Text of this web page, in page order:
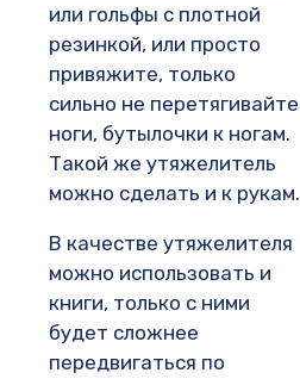
или гольфы с плотной
резинкой, или просто
привяжите, только
сильно не перетягивайте
ноги, бутылочки к ногам.
Такой же утяжелитель
можно сделать и к рукам.
В качестве утяжелителя
можно использовать и
книги, только с ними
будет сложнее
передвигаться по